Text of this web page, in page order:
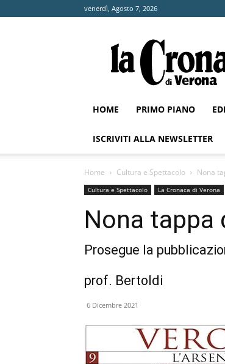
venerdì, Agosto 7, 2026
Cronaca
di
Verona
HOME PRIMO PIANO
ISCRIVITI ALLA NEWSLETTER
Home Cultura e Spettacolo Nona
Cultura e Spettacolo La Cronaca di Verona
Nona tappa
Prosegue la
prof. Bertoldi
6 Dicembre 2021